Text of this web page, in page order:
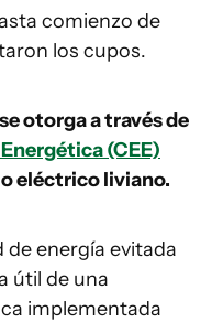
comienzo de
los cupos.
otorga a través de
(CEE)
eléctrico liviano.
de energía evitada
útil de una
implementada